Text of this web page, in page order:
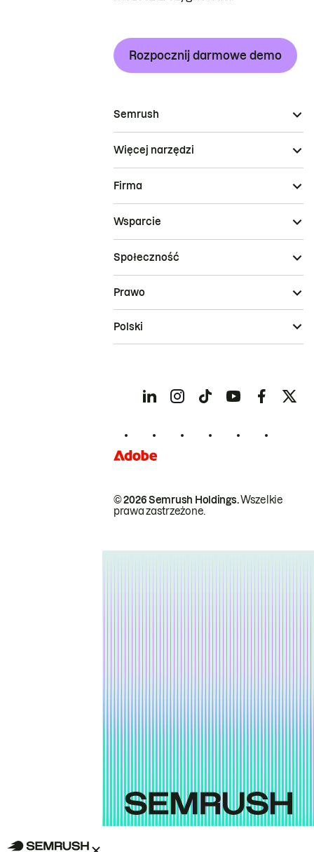
Rozpocznij darmowe demo
Semrush
Więcej narzędzi
Firma
Wsparcie
Społeczność
© 2026 Semrush Holdings.Wszelkie
prawa zastrzeżone.
Prawo
Polski